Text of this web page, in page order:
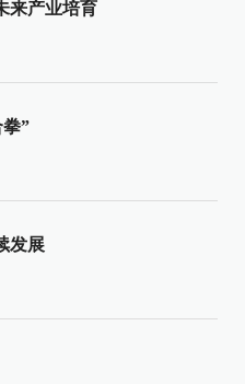
来产业培育
”
发展